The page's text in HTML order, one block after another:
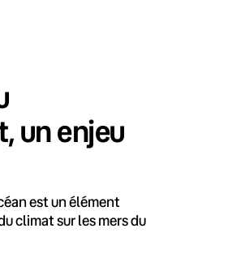
un enjeu
est un élément
climat sur les mers du